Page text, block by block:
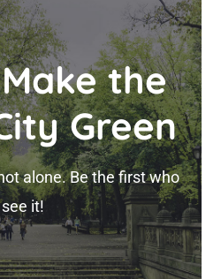
the
Green
alone. Be the first who
see it!